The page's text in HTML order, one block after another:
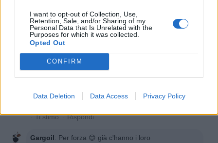
I want to opt-out of Collection, Use,
Retention, Sale, and/or Sharing of my
Personal Data that Is Unrelated with the
Purposes for which it was collected.
Opted Out
CONFIRM
Data Deletion Data Access Privacy Policy
Cotone: MySelf vabbè mi farò i cazzi miei
prossimamente🤪🤪🤪🤣🤣🤣🤣💞💞💞
16 Luglio 2020 alle ore 20:50
1
·Ti stimo·Rispondi
Gargoil: Per forza 😌 già c'hanno i loro